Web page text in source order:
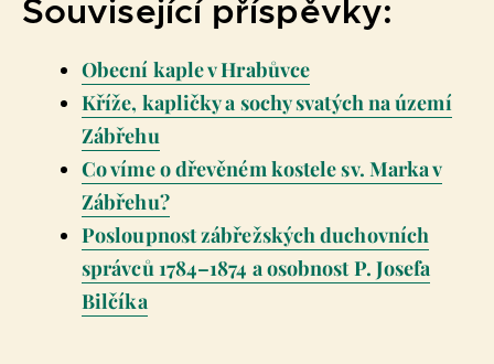
Související příspěvky:
Obecní kaple v Hrabůvce
Kříže, kapličky a sochy svatých na území
Zábřehu
Co víme o dřevěném kostele sv. Marka v
Zábřehu?
Posloupnost zábřežských duchovních
správců 1784–1874 a osobnost P. Josefa
Bilčíka